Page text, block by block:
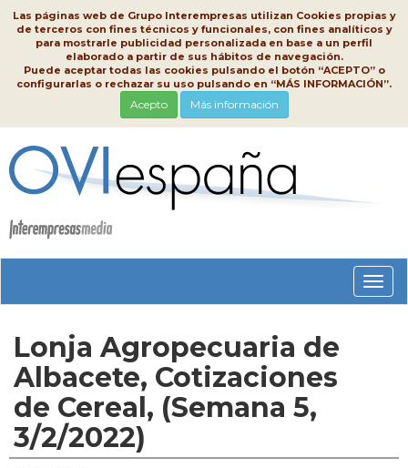
Las páginas web de Grupo Interempresas utilizan Cookies propias y
de terceros con fines técnicos y funcionales, con fines analíticos y
para mostrarle publicidad personalizada en base a un perfil
elaborado a partir de sus hábitos de navegación.
Puede aceptar todas las cookies pulsando el botón “ACEPTO” o
configurarlas o rechazar su uso pulsando en “MÁS INFORMACIÓN”.
Acepto Más información
Lonja Agropecuaria de
Albacete, Cotizaciones
de Cereal, (Semana 5,
3/2/2022)